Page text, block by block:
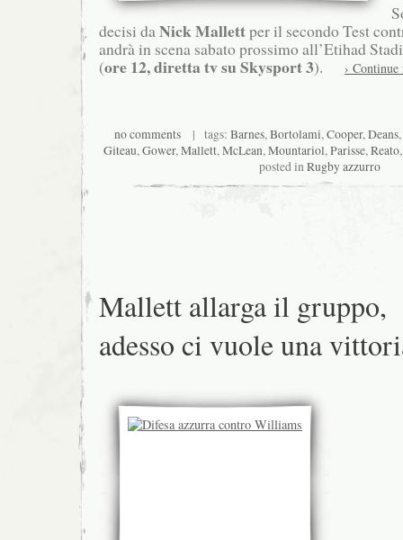
decisi da Nick Mallettper il secondo Test
andrà in scena sabato prossimo all’Etihad
(ore 12, diretta tv su Skysport 3). › Continue
no comments | tags: Barnes,Bortolami,Cooper,Deans,
Giteau,Gower,Mallett,McLean,Mountariol,Parisse,Reato
posted inRugby azzurro
Mallett allarga il gruppo,
adesso ci vuole una